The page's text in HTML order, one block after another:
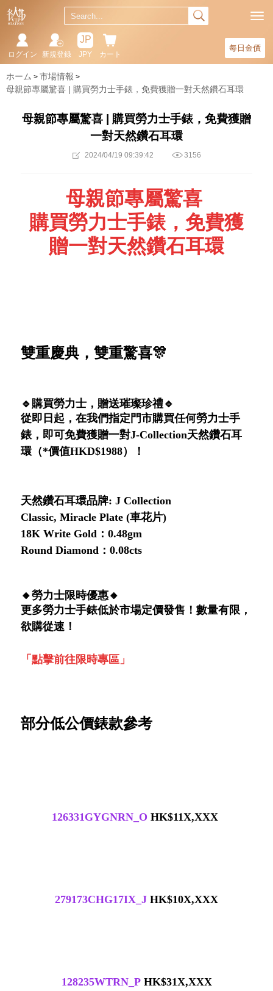
每日金價
カート
JP
JPY
新規登録
ログイン
ホーム
市場情報
母親節專屬驚喜 | 購買勞力士手錶，免費獲贈一對天然鑽石耳環
母親節專屬驚喜 | 購買勞力士手錶，免費獲贈
一對天然鑽石耳環
2024/04/19 09:39:42 3156
母親節專屬驚喜
購買勞力士手錶，免費獲
贈一對天然鑽石耳環
雙重慶典，雙重驚喜🎊
🔹購買勞力士，贈送璀璨珍禮🔹
從即日起，在我們指定門市購買任何勞力士手
錶，即可免費獲贈一對J-Collection天然鑽石耳
環（*價值HKD$1988）！
天然鑽石耳環品牌: J Collection
Classic, Miracle Plate (車花片)
18K Write Gold：0.48gm
Round Diamond：0.08cts
🔸勞力士限時優惠🔸
更多勞力士手錶低於市場定價發售！數量有限，
欲購從速！
「 點擊前往限時專區 」
部分低公價錶款參考
126331GYGNRN_O HK$11X,XXX
279173CHG17IX_J HK$10X,XXX
128235WTRN_PHK$31X,XXX